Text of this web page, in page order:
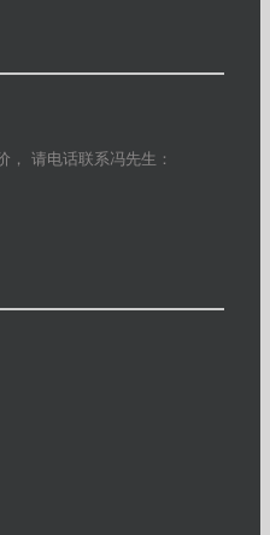
， 请电话联系冯先生：